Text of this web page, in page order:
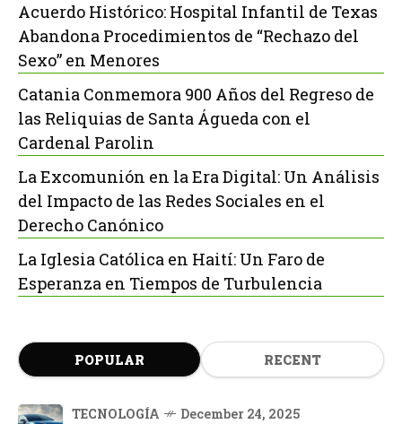
Acuerdo Histórico: Hospital Infantil de Texas
Abandona Procedimientos de “Rechazo del
Sexo” en Menores
Catania Conmemora 900 Años del Regreso de
las Reliquias de Santa Águeda con el
Cardenal Parolin
La Excomunión en la Era Digital: Un Análisis
del Impacto de las Redes Sociales en el
Derecho Canónico
La Iglesia Católica en Haití: Un Faro de
Esperanza en Tiempos de Turbulencia
POPULAR RECENT
TECNOLOGÍA December 24, 2025